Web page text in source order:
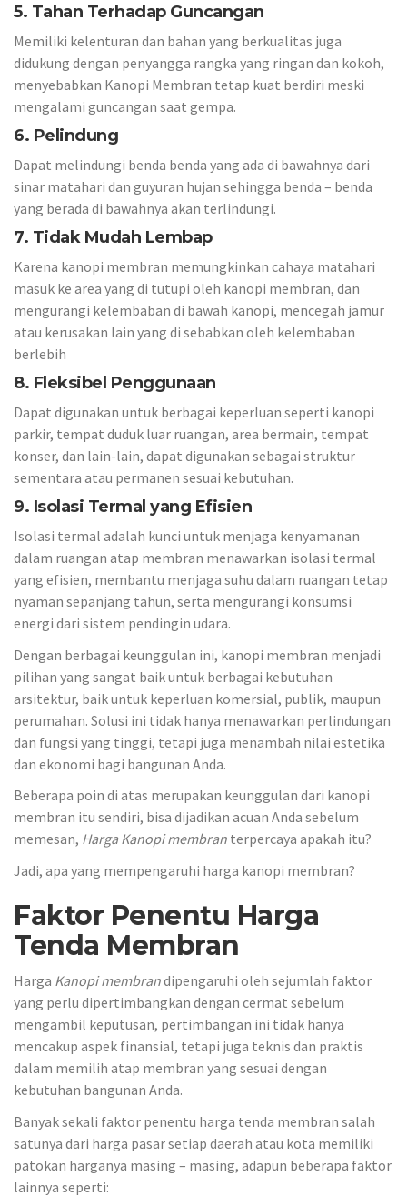
5. Tahan Terhadap Guncangan
Memiliki kelenturan dan bahan yang berkualitas juga
didukung dengan penyangga rangka yang ringan dan kokoh,
menyebabkan Kanopi Membran tetap kuat berdiri meski
mengalami guncangan saat gempa.
6. Pelindung
Dapat melindungi benda benda yang ada di bawahnya dari
sinar matahari dan guyuran hujan sehingga benda – benda
yang berada di bawahnya akan terlindungi.
7. Tidak Mudah Lembap
Karena kanopi membran memungkinkan cahaya matahari
masuk ke area yang di tutupi oleh kanopi membran, dan
mengurangi kelembaban di bawah kanopi, mencegah jamur
atau kerusakan lain yang di sebabkan oleh kelembaban
berlebih
8. Fleksibel Penggunaan
Dapat digunakan untuk berbagai keperluan seperti kanopi
parkir, tempat duduk luar ruangan, area bermain, tempat
konser, dan lain-lain, dapat digunakan sebagai struktur
sementara atau permanen sesuai kebutuhan.
9. Isolasi Termal yang Efisien
Isolasi termal adalah kunci untuk menjaga kenyamanan
dalam ruangan atap membran menawarkan isolasi termal
yang efisien, membantu menjaga suhu dalam ruangan tetap
nyaman sepanjang tahun, serta mengurangi konsumsi
energi dari sistem pendingin udara.
Dengan berbagai keunggulan ini, kanopi membran menjadi
pilihan yang sangat baik untuk berbagai kebutuhan
arsitektur, baik untuk keperluan komersial, publik, maupun
perumahan. Solusi ini tidak hanya menawarkan perlindungan
dan fungsi yang tinggi, tetapi juga menambah nilai estetika
dan ekonomi bagi bangunan Anda.
Beberapa poin di atas merupakan keunggulan dari kanopi
membran itu sendiri, bisa dijadikan acuan Anda sebelum
memesan, Harga Kanopi membran terpercaya apakah itu?
Jadi, apa yang mempengaruhi harga kanopi membran?
Faktor Penentu Harga
Tenda Membran
Harga Kanopi membrandipengaruhi oleh sejumlah faktor
yang perlu dipertimbangkan dengan cermat sebelum
mengambil keputusan, pertimbangan ini tidak hanya
mencakup aspek finansial, tetapi juga teknis dan praktis
dalam memilih atap membran yang sesuai dengan
kebutuhan bangunan Anda.
Banyak sekali faktor penentu harga tenda membran salah
satunya dari harga pasar setiap daerah atau kota memiliki
patokan harganya masing – masing, adapun beberapa faktor
lainnya seperti: